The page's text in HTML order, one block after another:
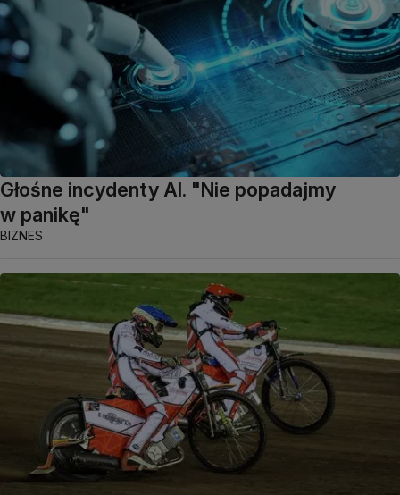
Głośne incydenty AI. "Nie popadajmy
w panikę"
BIZNES